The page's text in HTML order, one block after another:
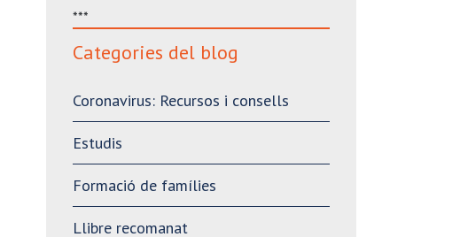
***
Categories del blog
Coronavirus: Recursos i consells
Estudis
Formació de famílies
Llibre recomanat